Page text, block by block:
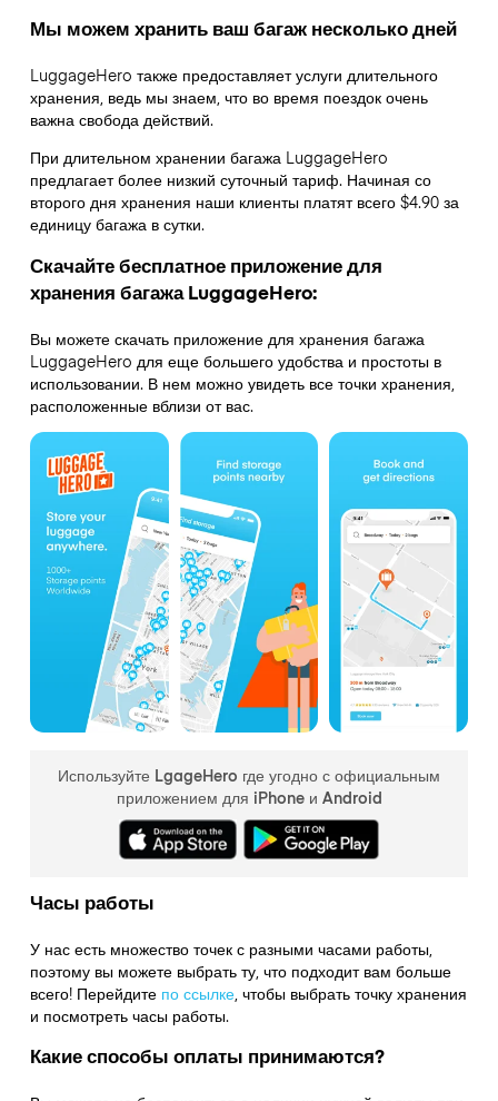
Мы можем хранить ваш багаж несколько дней
LuggageHero также предоставляет услуги длительного
хранения, ведь мы знаем, что во время поездок очень
важна свобода действий.
При длительном хранении багажа LuggageHero
предлагает более низкий суточный тариф. Начиная со
второго дня хранения наши клиенты платят всего $4.90 за
единицу багажа в сутки.
Скачайте бесплатное приложение для
хранения багажа LuggageHero:
Вы можете скачать приложение для хранения багажа
LuggageHero для еще большего удобства и простоты в
использовании. В нем можно увидеть все точки хранения,
расположенные вблизи от вас.
Используйте LgageHero где угодно с официальным
приложением для iPhone и Android
Часы работы
У нас есть множество точек с разными часами работы,
поэтому вы можете выбрать ту, что подходит вам больше
всего! Перейдите по ссылке, чтобы выбрать точку хранения
и посмотреть часы работы.
Какие способы оплаты принимаются?